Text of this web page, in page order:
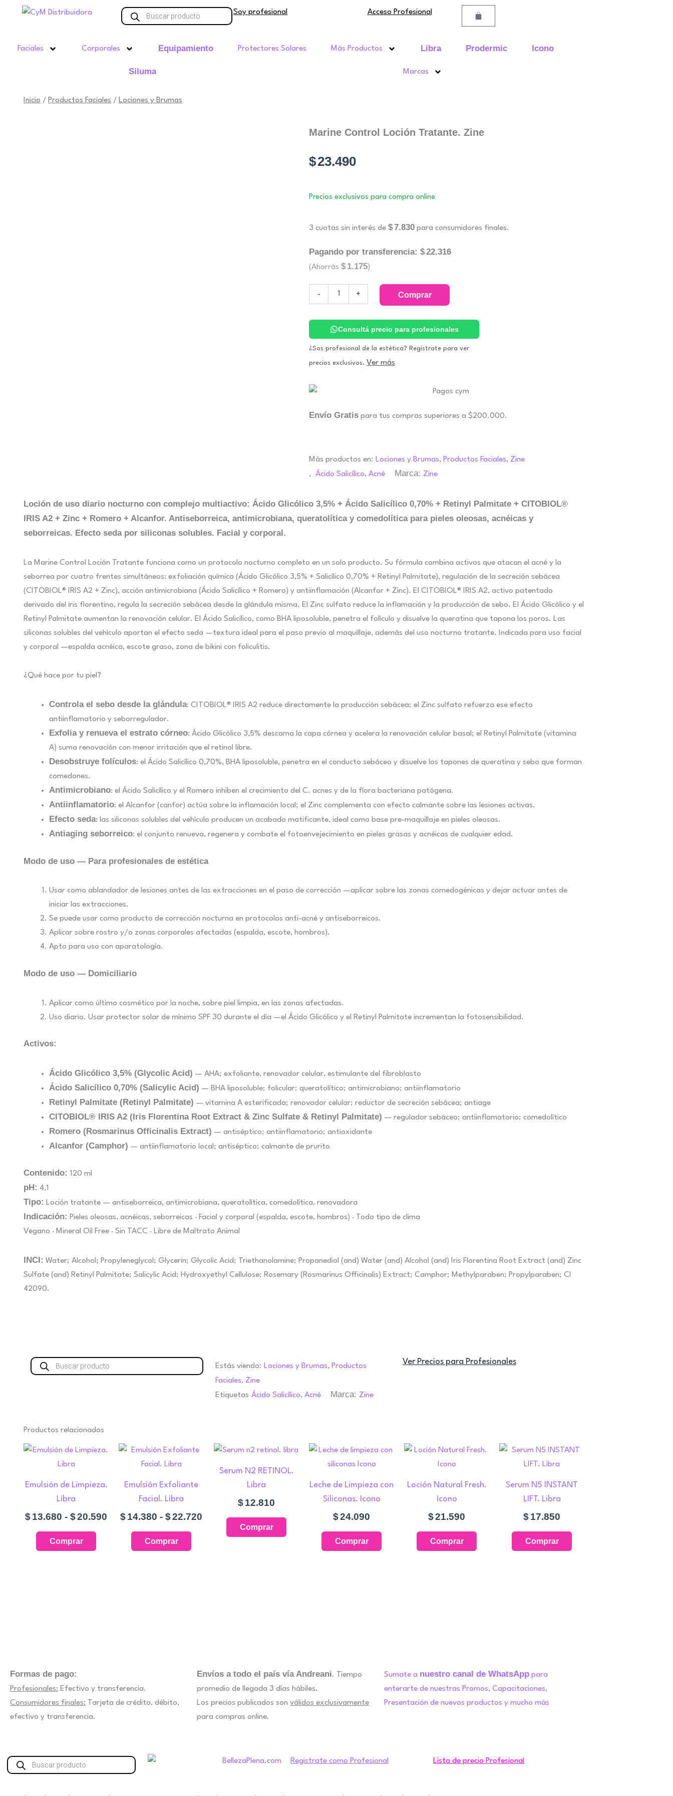
Búsqueda
de
Soy profesional Acceso Profesional Carrito
Faciales Corporales Equipamiento Protectores Solares Más Productos Libra Prodermic Icono
Siluma Marcas
Inicio / Productos Faciales / Lociones y Brumas
Marine Control Loción Tratante. Zine
$23.490
Precios exclusivos para compra online
3 cuotas sin interés de $7.830 para consumidores finales.
Pagando por transferencia: $22.316
(Ahorrás $ 1.175)
-
Control
Tratante.
cantidad
+ Comprar
Consultá precio para profesionales
¿Sos profesional de la estética? Registrate para ver
precios exclusivos. Ver más
Envío Gratis para tus compras superiores a $200.000.
Más productos en: Lociones y Brumas, Productos Faciales, Zine
,
Ácido Salicílico, Acné Marca: Zine
Loción de uso diario nocturno con complejo multiactivo: Ácido Glicólico 3,5% + Ácido Salicílico 0,70% + Retinyl Palmitate + CITOBIOL®
IRIS A2 + Zinc + Romero + Alcanfor. Antiseborreica, antimicrobiana, queratolítica y comedolítica para pieles oleosas, acnéicas y
seborreicas. Efecto seda por siliconas solubles. Facial y corporal.
La Marine Control Loción Tratante funciona como un protocolo nocturno completo en un solo producto. Su fórmula combina activos que atacan el acné y la
seborrea por cuatro frentes simultáneos: exfoliación química (Ácido Glicólico 3,5% + Salicílico 0,70% + Retinyl Palmitate), regulación de la secreción sebácea
(CITOBIOL® IRIS A2 + Zinc), acción antimicrobiana (Ácido Salicílico + Romero) y antiinflamación (Alcanfor + Zinc). El CITOBIOL® IRIS A2, activo patentado
derivado del iris florentino, regula la secreción sebácea desde la glándula misma. El Zinc sulfato reduce la inflamación y la producción de sebo. El Ácido Glicólico y el
Retinyl Palmitate aumentan la renovación celular. El Ácido Salicílico, como BHA liposoluble, penetra el folículo y disuelve la queratina que tapona los poros. Las
siliconas solubles del vehículo aportan el efecto seda —textura ideal para el paso previo al maquillaje, además del uso nocturno tratante. Indicada para uso facial
y corporal —espalda acnéica, escote graso, zona de bikini con foliculitis.
¿Qué hace por tu piel?
Controla el sebo desde la glándula: CITOBIOL® IRIS A2 reduce directamente la producción sebácea; el Zinc sulfato refuerza ese efecto
antiinflamatorio y seborregulador.
Exfolia y renueva el estrato córneo: Ácido Glicólico 3,5% descama la capa córnea y acelera la renovación celular basal; el Retinyl Palmitate (vitamina
A) suma renovación con menor irritación que el retinol libre.
Desobstruye folículos: el Ácido Salicílico 0,70%, BHA liposoluble, penetra en el conducto sebáceo y disuelve los tapones de queratina y sebo que forman
comedones.
Antimicrobiano: el Ácido Salicílico y el Romero inhiben el crecimiento del C. acnes y de la flora bacteriana patógena.
Antiinflamatorio: el Alcanfor (canfor) actúa sobre la inflamación local; el Zinc complementa con efecto calmante sobre las lesiones activas.
Efecto seda: las siliconas solubles del vehículo producen un acabado matificante, ideal como base pre-maquillaje en pieles oleosas.
Antiaging seborreico: el conjunto renueva, regenera y combate el fotoenvejecimiento en pieles grasas y acnéicas de cualquier edad.
Modo de uso — Para profesionales de estética
Usar como ablandador de lesiones antes de las extracciones en el paso de corrección —aplicar sobre las zonas comedogénicas y dejar actuar antes de
iniciar las extracciones.
Se puede usar como producto de corrección nocturna en protocolos anti-acné y antiseborreicos.
Aplicar sobre rostro y/o zonas corporales afectadas (espalda, escote, hombros).
Apto para uso con aparatología.
Modo de uso — Domiciliario
Aplicar como último cosmético por la noche, sobre piel limpia, en las zonas afectadas.
Uso diario. Usar protector solar de mínimo SPF 30 durante el día —el Ácido Glicólico y el Retinyl Palmitate incrementan la fotosensibilidad.
Activos:
Ácido Glicólico 3,5% (Glycolic Acid) — AHA; exfoliante, renovador celular, estimulante del fibroblasto
Ácido Salicílico 0,70% (Salicylic Acid) — BHA liposoluble; folicular; queratolítico; antimicrobiano; antiinflamatorio
Retinyl Palmitate (Retinyl Palmitate) — vitamina A esterificada; renovador celular; reductor de secreción sebácea; antiage
CITOBIOL® IRIS A2 (Iris Florentina Root Extract & Zinc Sulfate & Retinyl Palmitate) — regulador sebáceo; antiinflamatorio; comedolítico
Romero (Rosmarinus Officinalis Extract) — antiséptico; antiinflamatorio; antioxidante
Alcanfor (Camphor) — antiinflamatorio local; antiséptico; calmante de prurito
Contenido: 120 ml
pH: 4,1
Tipo: Loción tratante — antiseborreica, antimicrobiana, queratolítica, comedolítica, renovadora
Indicación: Pieles oleosas, acnéicas, seborreicas · Facial y corporal (espalda, escote, hombros) · Todo tipo de clima
Vegano · Mineral Oil Free · Sin TACC · Libre de Maltrato Animal
INCI: Water; Alcohol; Propyleneglycol; Glycerin; Glycolic Acid; Triethanolamine; Propanediol (and) Water (and) Alcohol (and) Iris Florentina Root Extract (and) Zinc
Sulfate (and) Retinyl Palmitate; Salicylic Acid; Hydroxyethyl Cellulose; Rosemary (Rosmarinus Officinalis) Extract; Camphor; Methylparaben; Propylparaben; CI
42090.
Búsqueda
de
Estás viendo: Lociones y Brumas, Productos
Faciales,Zine
Etiquetas Ácido Salicílico,Acné Marca:Zine
Ver Precios para Profesionales
Productos relacionados
Emulsión de Limpieza.
Libra
$13.680 - $20.590
Rango
desde
$13.680
$20.590
Comprar
Este
Las
opciones
se
Emulsión Exfoliante
Facial. Libra
$14.380 - $22.720
Rango
precios:
$22.720
Comprar
Este
Las
opciones
se
Serum N2 RETINOL.
Libra
$12.810
Comprar
Leche de Limpieza con
Siliconas. Icono
$24.090
Comprar
Loción Natural Fresh.
Icono
$21.590
Comprar
Serum N5 INSTANT
LIFT. Libra
$17.850
Comprar
Formas de pago:
Profesionales: Efectivo y transferencia.
Consumidores finales: Tarjeta de crédito, débito,
efectivo y transferencia.
Envíos a todo el país vía Andreani. Tiempo
promedio de llegada 3 días hábiles.
Los precios publicados sonválidos exclusivamente
para compras online.
Sumate a nuestro canal de WhatsApppara
enterarte de nuestras Promos, Capacitaciones,
Presentación de nuevos productos y mucho más
Búsqueda
de
Registrate como Profesional Lista de precio Profesional